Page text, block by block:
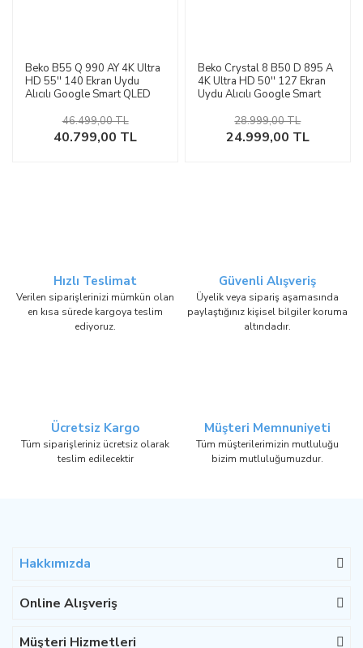
Beko B55 Q 990 AY 4K Ultra
HD 55'' 140 Ekran Uydu
Alıcılı Google Smart QLED
40.799,00 TL
46.499,00 TL
Beko Crystal 8 B50 D 895 A
4K Ultra HD 50'' 127 Ekran
Uydu Alıcılı Google Smart
24.999,00 TL
28.999,00 TL
Hızlı Teslimat
Verilen siparişlerinizi mümkün olan
en kısa sürede kargoya teslim
ediyoruz.
Güvenli Alışveriş
Üyelik veya sipariş aşamasında
paylaştığınız kişisel bilgiler koruma
altındadır.
Ücretsiz Kargo
Tüm siparişleriniz ücretsiz olarak
teslim edilecektir
Müşteri Memnuniyeti
Tüm müşterilerimizin mutluluğu
bizim mutluluğumuzdur.
Hakkımızda
Online Alışveriş
Müşteri Hizmetleri